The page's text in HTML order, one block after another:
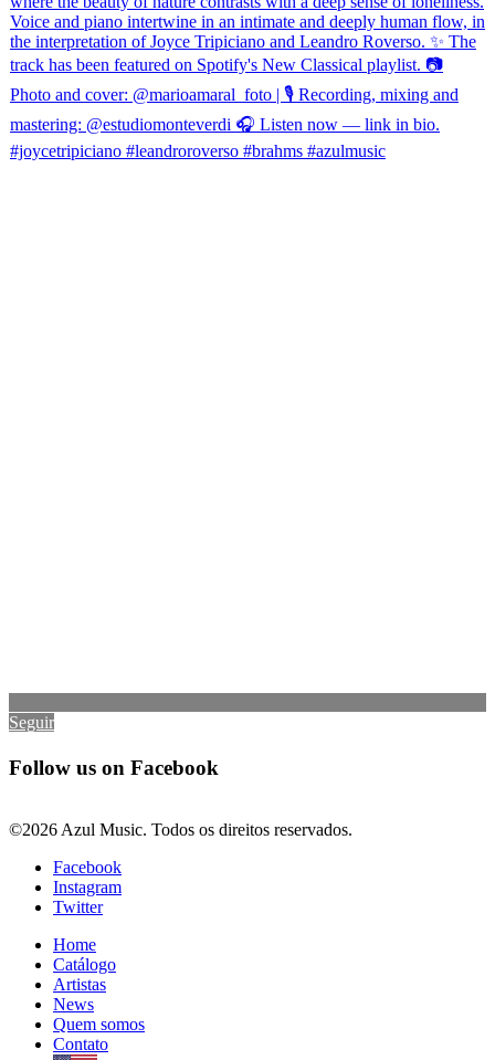
Seguir
Follow us on Facebook
©2026 Azul Music. Todos os direitos reservados.
Facebook
Instagram
Twitter
Home
Catálogo
Artistas
News
Quem somos
Contato